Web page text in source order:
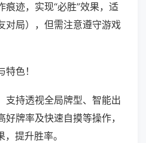
迹，实现“必胜”效果，适
对局），但需注意遵守游戏
色！
支持透视全局牌型、智能出
牌率及快速自摸等操作，
提升胜率。